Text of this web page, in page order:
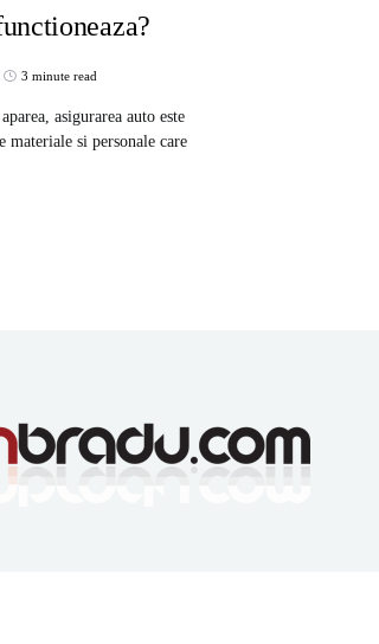
3 minute read
asigurarea auto este
materiale si personale care